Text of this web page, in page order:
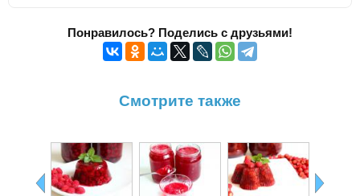
Понравилось? Поделись с друзьями!
Смотрите также